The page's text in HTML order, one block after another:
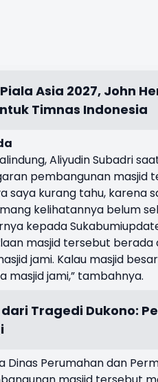
Asia 2027, John
Timnas Indonesia
Aliyudin Subadri
pembangunan masjid
saya kurang tahu,
kelihatannya belum
kepada
masjid tersebut
jami. Kalau masjid
masjid jami,” tambahnya.
Tragedi Dukono:
Dinas Perumahan dan